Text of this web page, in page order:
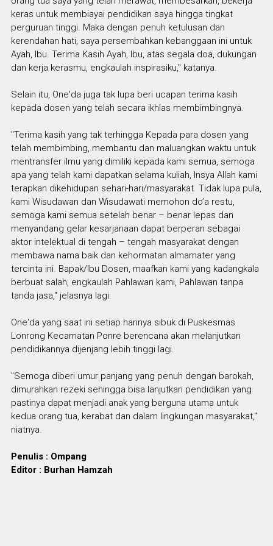
keras untuk membiayai pendidikan saya hingga tingkat
perguruan tinggi. Maka dengan penuh ketulusan dan
kerendahan hati, saya persembahkan kebanggaan ini untuk
Ayah, Ibu. Terima Kasih Ayah, Ibu, atas segala doa, dukungan
dan kerja kerasmu, engkaulah inspirasiku," katanya.
Selain itu, One'da juga tak lupa beri ucapan terima kasih
kepada dosen yang telah secara ikhlas membimbingnya.
"Terima kasih yang tak terhingga Kepada para dosen yang
telah membimbing, membantu dan maluangkan waktu untuk
mentransfer ilmu yang dimiliki kepada kami semua, semoga
apa yang telah kami dapatkan selama kuliah, Insya Allah kami
terapkan dikehidupan sehari-hari/masyarakat. Tidak lupa pula,
kami Wisudawan dan Wisudawati memohon do’a restu,
semoga kami semua setelah benar – benar lepas dan
menyandang gelar kesarjanaan dapat berperan sebagai
aktor intelektual di tengah – tengah masyarakat dengan
membawa nama baik dan kehormatan almamater yang
tercinta ini. Bapak/Ibu Dosen, maafkan kami yang kadangkala
berbuat salah, engkaulah Pahlawan kami, Pahlawan tanpa
tanda jasa," jelasnya lagi.
One'da yang saat ini setiap harinya sibuk di Puskesmas
Lonrong Kecamatan Ponre berencana akan melanjutkan
pendidikannya dijenjang lebih tinggi lagi.
"Semoga diberi umur panjang yang penuh dengan barokah,
dimurahkan rezeki sehingga bisa lanjutkan pendidikan yang
pastinya dapat menjadi anak yang berguna utama untuk
kedua orang tua, kerabat dan dalam lingkungan masyarakat,"
niatnya.
Penulis : Ompang
Editor : Burhan Hamzah